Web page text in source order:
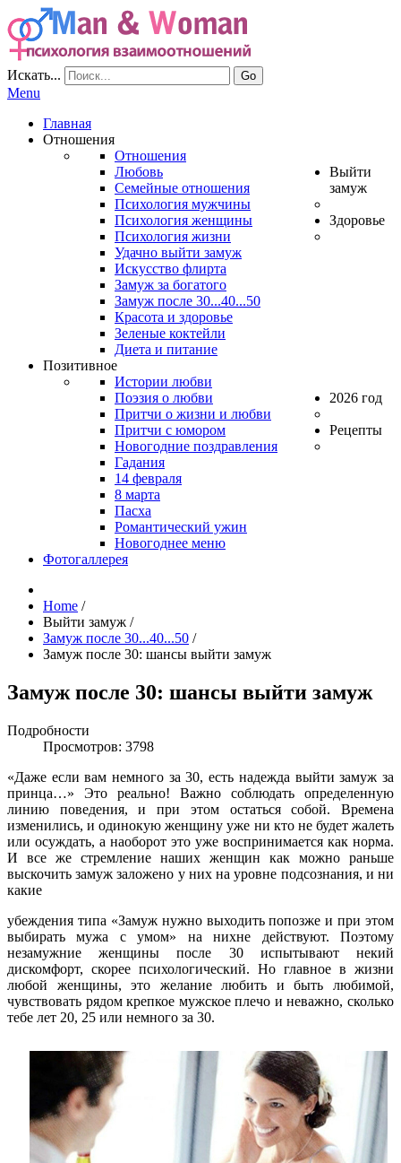
Искать... Go
Menu
Главная
Отношения
Отношения
Любовь
Семейные отношения
Психология мужчины
Психология женщины
Психология жизни
Выйти
замуж
Удачно выйти замуж
Искусство флирта
Замуж за богатого
Замуж после 30...40...50
Здоровье
Красота и здоровье
Зеленые коктейли
Диета и питание
Позитивное
Истории любви
Поэзия о любви
Притчи о жизни и любви
Притчи с юмором
2026 год
Новогодние поздравления
Гадания
14 февраля
8 марта
Рецепты
Пасха
Романтический ужин
Новогоднее меню
Фотогаллерея
Home /
Выйти замуж /
Замуж после 30...40...50 /
Замуж после 30: шансы выйти замуж
Замуж после 30: шансы выйти замуж
Подробности
Просмотров: 3798
«Даже если вам немного за 30, есть надежда выйти замуж за
принца…» Это реально! Важно соблюдать определенную
линию поведения, и при этом остаться собой. Времена
изменились, и одинокую женщину уже ни кто не будет жалеть
или осуждать, а наоборот это уже воспринимается как норма.
И все же стремление наших женщин как можно раньше
выскочить замуж заложено у них на уровне подсознания, и ни
какие
убеждения типа «Замуж нужно выходить попозже и при этом
выбирать мужа с умом» на нихне действуют. Поэтому
незамужние женщины после 30 испытывают некий
дискомфорт, скорее психологический. Но главное в жизни
любой женщины, это желание любить и быть любимой,
чувствовать рядом крепкое мужское плечо и неважно, сколько
тебе лет 20, 25 или немного за 30.